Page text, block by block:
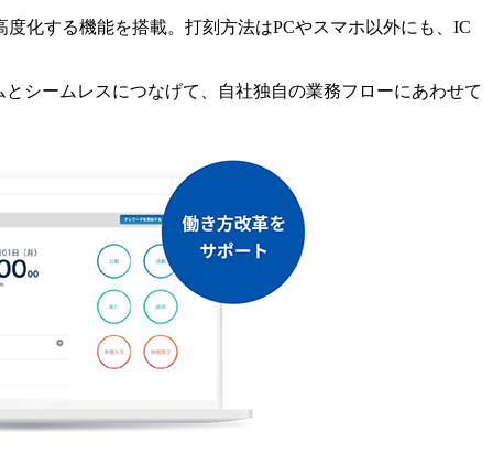
化する機能を搭載。打刻方法はPCやスマホ以外にも、IC
シームレスにつなげて、自社独自の業務フローにあわせて